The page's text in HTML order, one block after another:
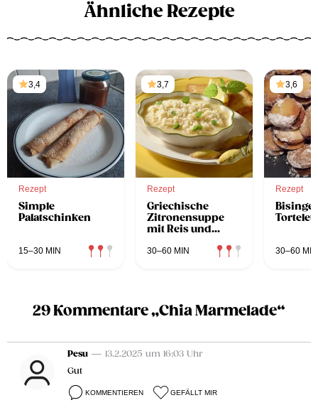
Ähnliche Rezepte
3,4
Rezept
Simple
Palatschinken
15–30 MIN
3,7
Rezept
Griechische
Zitronensuppe
mit Reis und
30–60 MIN
3,6
Rezept
Bisinger
30–60 MIN
29 Kommentare „Chia Marmelade“
Pesu — 13.2.2025 um 16:03 Uhr
Gut
KOMMENTIEREN GEFÄLLT MIR